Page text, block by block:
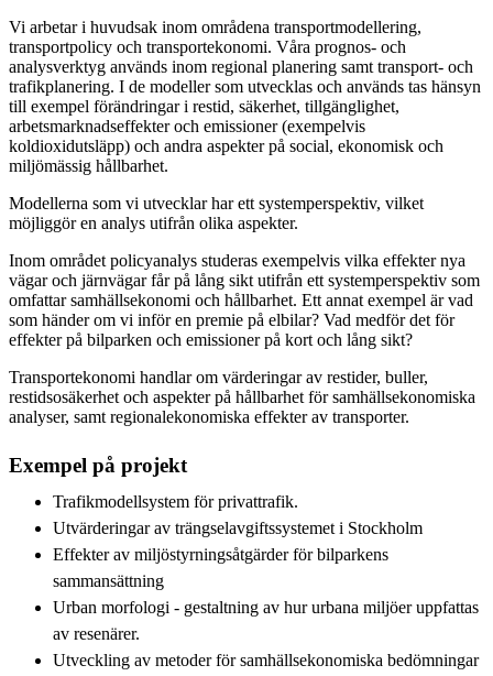
Vi arbetar i huvudsak inom områdena transportmodellering,
transportpolicy och transportekonomi. Våra prognos- och
analysverktyg används inom regional planering samt transport- och
trafikplanering. I de modeller som utvecklas och används tas hänsyn
till exempel förändringar i restid, säkerhet, tillgänglighet,
arbetsmarknadseffekter och emissioner (exempelvis
koldioxidutsläpp) och andra aspekter på social, ekonomisk och
miljömässig hållbarhet.
Modellerna som vi utvecklar har ett systemperspektiv, vilket
möjliggör en analys utifrån olika aspekter.
Inom området policyanalys studeras exempelvis vilka effekter nya
vägar och järnvägar får på lång sikt utifrån ett systemperspektiv som
omfattar samhällsekonomi och hållbarhet. Ett annat exempel är vad
som händer om vi inför en premie på elbilar? Vad medför det för
effekter på bilparken och emissioner på kort och lång sikt?
Transportekonomi handlar om värderingar av restider, buller,
restidsosäkerhet och aspekter på hållbarhet för samhällsekonomiska
analyser, samt regionalekonomiska effekter av transporter.
Exempel på projekt
Trafikmodellsystem för privattrafik.
Utvärderingar av trängselavgiftssystemet i Stockholm
Effekter av miljöstyrningsåtgärder för bilparkens
sammansättning
Urban morfologi - gestaltning av hur urbana miljöer uppfattas
av resenärer.
Utveckling av metoder för samhällsekonomiska bedömningar